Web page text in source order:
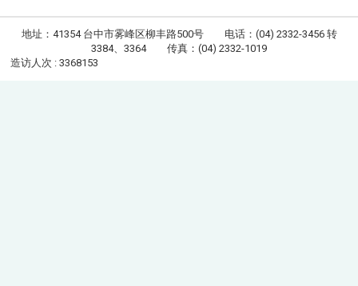
地址：41354 台中市雾峰区柳丰路500号 电话：(04) 2332-3456 转
3384、3364 传真：(04) 2332-1019
造访人次 : 3368153